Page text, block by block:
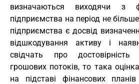
визначаються виходячи з
підприємства на період не
підприємства є досвід
відшкодування активу і
свідчать про достовірність
грошових потоків, то така
на підставі фінансових